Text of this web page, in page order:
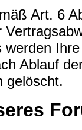
Art. 6
Ablauf
gelöscht.